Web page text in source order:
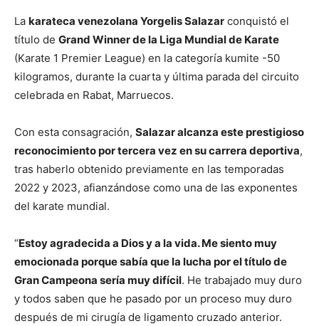
La karateca venezolana Yorgelis Salazar conquistó el
título de Grand Winner de la Liga Mundial de Karate
(Karate 1 Premier League) en la categoría kumite -50
kilogramos, durante la cuarta y última parada del circuito
celebrada en Rabat, Marruecos.
Con esta consagración, Salazar alcanza este prestigioso
reconocimiento por tercera vez en su carrera deportiva,
tras haberlo obtenido previamente en las temporadas
2022 y 2023, afianzándose como una de las exponentes
del karate mundial.
“Estoy agradecida a Dios y a la vida. Me siento muy
emocionada porque sabía que la lucha por el título de
Gran Campeona sería muy difícil. He trabajado muy duro
y todos saben que he pasado por un proceso muy duro
después de mi cirugía de ligamento cruzado anterior.